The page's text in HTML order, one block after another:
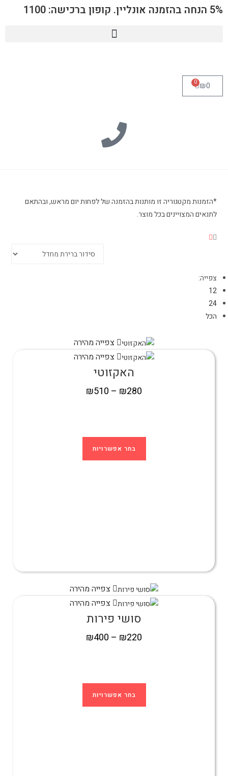
5% הנחה בהזמנה אונליין. קופון ברכישה: 1100
₪0
0
*הזמנות מקטגוריה זו מותנות בהזמנה של לפחות יום מראש, ובהתאם
לתנאים המצויינים בכל מוצר.
צפייה:
12
24
הכל
צפייה מהירה
צפייה מהירה
האקזוטי
₪280
–
₪510
בחר אפשרויות
צפייה מהירה
צפייה מהירה
סושי פירות
₪220
–
₪400
בחר אפשרויות